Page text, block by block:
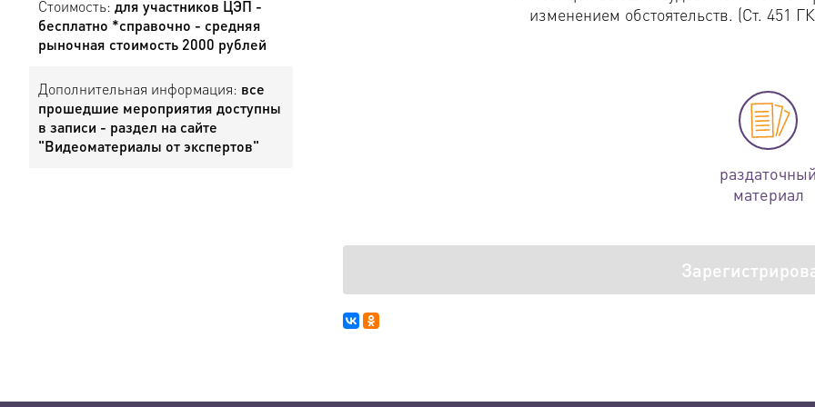
Стоимость: для участников ЦЭП -
бесплатно *справочно - средняя
рыночная стоимость 2000 рублей
Дополнительная информация: все
прошедшие мероприятия доступны
в записи - раздел на сайте
"Видеоматериалы от экспертов"
изменением обстоятельств. (Ст. 451
раздаточный
материал